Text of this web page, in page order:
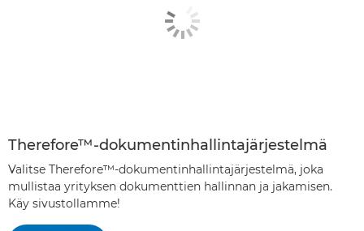
Therefore™-dokumentinhallintajärjestelmä
Valitse Therefore™-dokumentinhallintajärjestelmä, joka
mullistaa yrityksen dokumenttien hallinnan ja jakamisen.
Käy sivustollamme!